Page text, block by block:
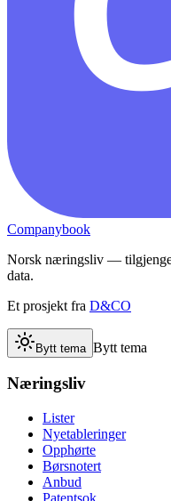
Companybook
Norsk næringsliv —
data.
Et prosjekt fra D&CO
Bytt tema Bytt tema
Næringsliv
Lister
Nyetableringer
Opphørte
Børsnotert
Anbud
Patentsok